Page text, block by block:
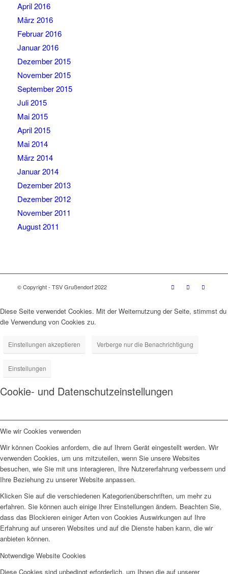
April 2016
März 2016
Februar 2016
Januar 2016
Dezember 2015
November 2015
September 2015
Juli 2015
Mai 2015
April 2015
Mai 2014
März 2014
Januar 2014
Dezember 2013
Dezember 2012
November 2011
August 2011
© Copyright - TSV Grußendorf 2022
Diese Seite verwendet Cookies. Mit der Weiternutzung der Seite, stimmst du
die Verwendung von Cookies zu.
Einstellungen akzeptieren Verberge nur die Benachrichtigung
Einstellungen
Cookie- und Datenschutzeinstellungen
Wie wir Cookies verwenden
Wir können Cookies anfordern, die auf Ihrem Gerät eingestellt werden. Wir
verwenden Cookies, um uns mitzuteilen, wenn Sie unsere Websites
besuchen, wie Sie mit uns interagieren, Ihre Nutzererfahrung verbessern und
Ihre Beziehung zu unserer Website anpassen.
Klicken Sie auf die verschiedenen Kategorienüberschriften, um mehr zu
erfahren. Sie können auch einige Ihrer Einstellungen ändern. Beachten Sie,
dass das Blockieren einiger Arten von Cookies Auswirkungen auf Ihre
Erfahrung auf unseren Websites und auf die Dienste haben kann, die wir
anbieten können.
Notwendige Website Cookies
Diese Cookies sind unbedingt erforderlich, um Ihnen die auf unserer